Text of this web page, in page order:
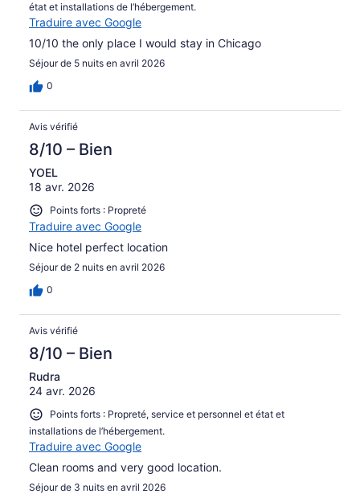
état et installations de l’hébergement.
Traduire avec Google
10/10 the only place I would stay in Chicago
Séjour de 5 nuits en avril 2026
0
Avis vérifié
8/10 – Bien
YOEL
18 avr. 2026
Points forts : Propreté
Traduire avec Google
Nice hotel perfect location
Séjour de 2 nuits en avril 2026
0
Avis vérifié
8/10 – Bien
Rudra
24 avr. 2026
Points forts : Propreté, service et personnel et état et
installations de l’hébergement.
Traduire avec Google
Clean rooms and very good location.
Séjour de 3 nuits en avril 2026